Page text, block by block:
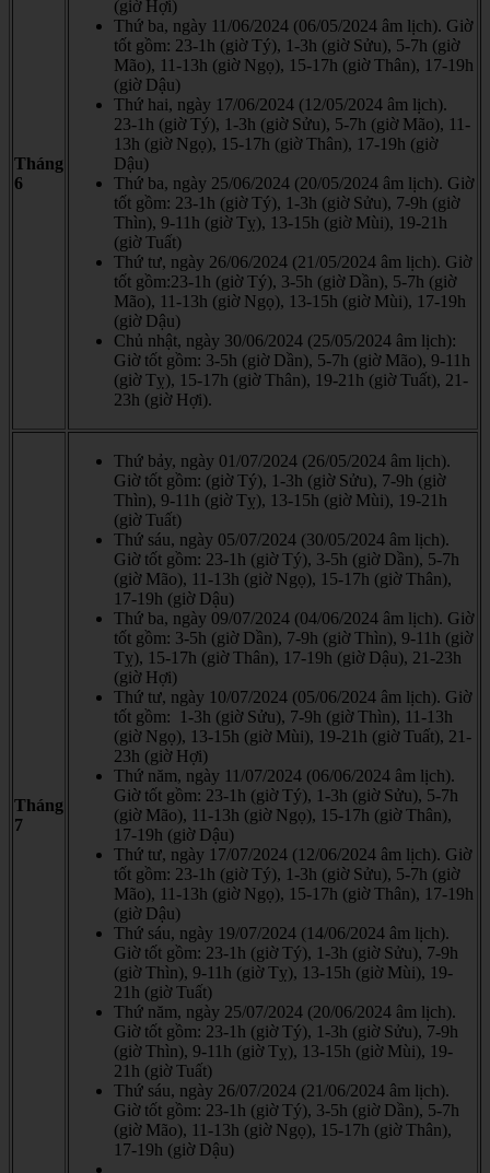
Tháng
6
(giờ Hợi)
Thứ ba, ngày 11/06/2024 (06/05/2024 âm lịch). Giờ
tốt gồm: 23-1h (giờ Tý), 1-3h (giờ Sửu), 5-7h (giờ
Mão), 11-13h (giờ Ngọ), 15-17h (giờ Thân), 17-19h
(giờ Dậu)
Thứ hai, ngày 17/06/2024 (12/05/2024 âm lịch).
23-1h (giờ Tý), 1-3h (giờ Sửu), 5-7h (giờ Mão), 11-
13h (giờ Ngọ), 15-17h (giờ Thân), 17-19h (giờ
Dậu)
Thứ ba, ngày 25/06/2024 (20/05/2024 âm lịch). Giờ
tốt gồm: 23-1h (giờ Tý), 1-3h (giờ Sửu), 7-9h (giờ
Thìn), 9-11h (giờ Tỵ), 13-15h (giờ Mùi), 19-21h
(giờ Tuất)
Thứ tư, ngày 26/06/2024 (21/05/2024 âm lịch). Giờ
tốt gồm:23-1h (giờ Tý), 3-5h (giờ Dần), 5-7h (giờ
Mão), 11-13h (giờ Ngọ), 13-15h (giờ Mùi), 17-19h
(giờ Dậu)
Chủ nhật, ngày 30/06/2024 (25/05/2024 âm lịch):
Giờ tốt gồm: 3-5h (giờ Dần), 5-7h (giờ Mão), 9-11h
(giờ Tỵ), 15-17h (giờ Thân), 19-21h (giờ Tuất), 21-
23h (giờ Hợi).
Tháng
7
Thứ bảy, ngày 01/07/2024 (26/05/2024 âm lịch).
Giờ tốt gồm: (giờ Tý), 1-3h (giờ Sửu), 7-9h (giờ
Thìn), 9-11h (giờ Tỵ), 13-15h (giờ Mùi), 19-21h
(giờ Tuất)
Thứ sáu, ngày 05/07/2024 (30/05/2024 âm lịch).
Giờ tốt gồm: 23-1h (giờ Tý), 3-5h (giờ Dần), 5-7h
(giờ Mão), 11-13h (giờ Ngọ), 15-17h (giờ Thân),
17-19h (giờ Dậu)
Thứ ba, ngày 09/07/2024 (04/06/2024 âm lịch). Giờ
tốt gồm: 3-5h (giờ Dần), 7-9h (giờ Thìn), 9-11h (giờ
Tỵ), 15-17h (giờ Thân), 17-19h (giờ Dậu), 21-23h
(giờ Hợi)
Thứ tư, ngày 10/07/2024 (05/06/2024 âm lịch). Giờ
tốt gồm: 1-3h (giờ Sửu), 7-9h (giờ Thìn), 11-13h
(giờ Ngọ), 13-15h (giờ Mùi), 19-21h (giờ Tuất), 21-
23h (giờ Hợi)
Thứ năm, ngày 11/07/2024 (06/06/2024 âm lịch).
Giờ tốt gồm: 23-1h (giờ Tý), 1-3h (giờ Sửu), 5-7h
(giờ Mão), 11-13h (giờ Ngọ), 15-17h (giờ Thân),
17-19h (giờ Dậu)
Thứ tư, ngày 17/07/2024 (12/06/2024 âm lịch). Giờ
tốt gồm: 23-1h (giờ Tý), 1-3h (giờ Sửu), 5-7h (giờ
Mão), 11-13h (giờ Ngọ), 15-17h (giờ Thân), 17-19h
(giờ Dậu)
Thứ sáu, ngày 19/07/2024 (14/06/2024 âm lịch).
Giờ tốt gồm: 23-1h (giờ Tý), 1-3h (giờ Sửu), 7-9h
(giờ Thìn), 9-11h (giờ Tỵ), 13-15h (giờ Mùi), 19-
21h (giờ Tuất)
Thứ năm, ngày 25/07/2024 (20/06/2024 âm lịch).
Giờ tốt gồm: 23-1h (giờ Tý), 1-3h (giờ Sửu), 7-9h
(giờ Thìn), 9-11h (giờ Tỵ), 13-15h (giờ Mùi), 19-
21h (giờ Tuất)
Thứ sáu, ngày 26/07/2024 (21/06/2024 âm lịch).
Giờ tốt gồm: 23-1h (giờ Tý), 3-5h (giờ Dần), 5-7h
(giờ Mão), 11-13h (giờ Ngọ), 15-17h (giờ Thân),
17-19h (giờ Dậu)